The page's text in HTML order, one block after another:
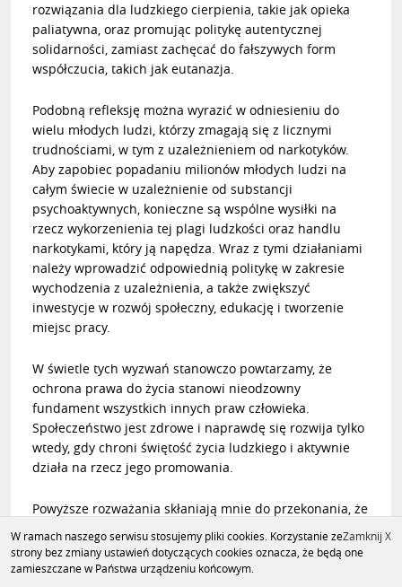
rozwiązania dla ludzkiego cierpienia, takie jak opieka
paliatywna, oraz promując politykę autentycznej
solidarności, zamiast zachęcać do fałszywych form
współczucia, takich jak eutanazja.
Podobną refleksję można wyrazić w odniesieniu do
wielu młodych ludzi, którzy zmagają się z licznymi
trudnościami, w tym z uzależnieniem od narkotyków.
Aby zapobiec popadaniu milionów młodych ludzi na
całym świecie w uzależnienie od substancji
psychoaktywnych, konieczne są wspólne wysiłki na
rzecz wykorzenienia tej plagi ludzkości oraz handlu
narkotykami, który ją napędza. Wraz z tymi działaniami
należy wprowadzić odpowiednią politykę w zakresie
wychodzenia z uzależnienia, a także zwiększyć
inwestycje w rozwój społeczny, edukację i tworzenie
miejsc pracy.
W świetle tych wyzwań stanowczo powtarzamy, że
ochrona prawa do życia stanowi nieodzowny
fundament wszystkich innych praw człowieka.
Społeczeństwo jest zdrowe i naprawdę się rozwija tylko
wtedy, gdy chroni świętość życia ludzkiego i aktywnie
działa na rzecz jego promowania.
Powyższe rozważania skłaniają mnie do przekonania, że
w obecnej sytuacji mamy do czynienia ze swoistym
„zwarciem” w zakresie praw człowieka. Prawo do
wolności wypowiedzi, wolności sumienia, wolności
Zamknij X
W ramach naszego serwisu stosujemy pliki cookies. Korzystanie ze
strony bez zmiany ustawień dotyczących cookies oznacza, że będą one
zamieszczane w Państwa urządzeniu końcowym.